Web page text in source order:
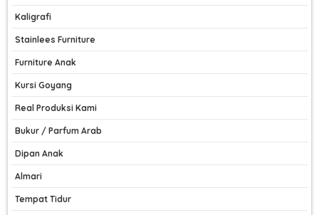
Kaligrafi
Stainlees Furniture
Furniture Anak
Kursi Goyang
Real Produksi Kami
Bukur / Parfum Arab
Dipan Anak
Almari
Tempat Tidur